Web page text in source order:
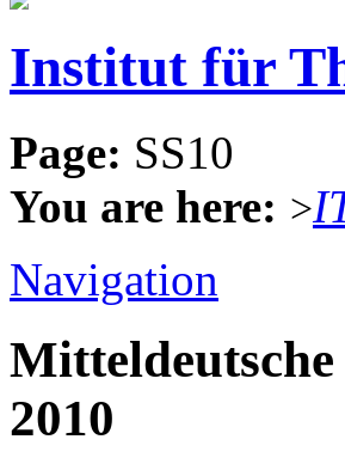
Institut für
Page: SS10
You are here: >
Navigation
Mitteldeutsche
2010